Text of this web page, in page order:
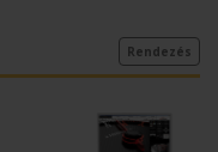
Rendezés